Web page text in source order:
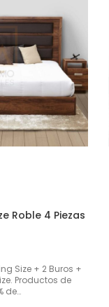
Roble 4 Piezas
Size + 2 Buros +
Productos de
de…